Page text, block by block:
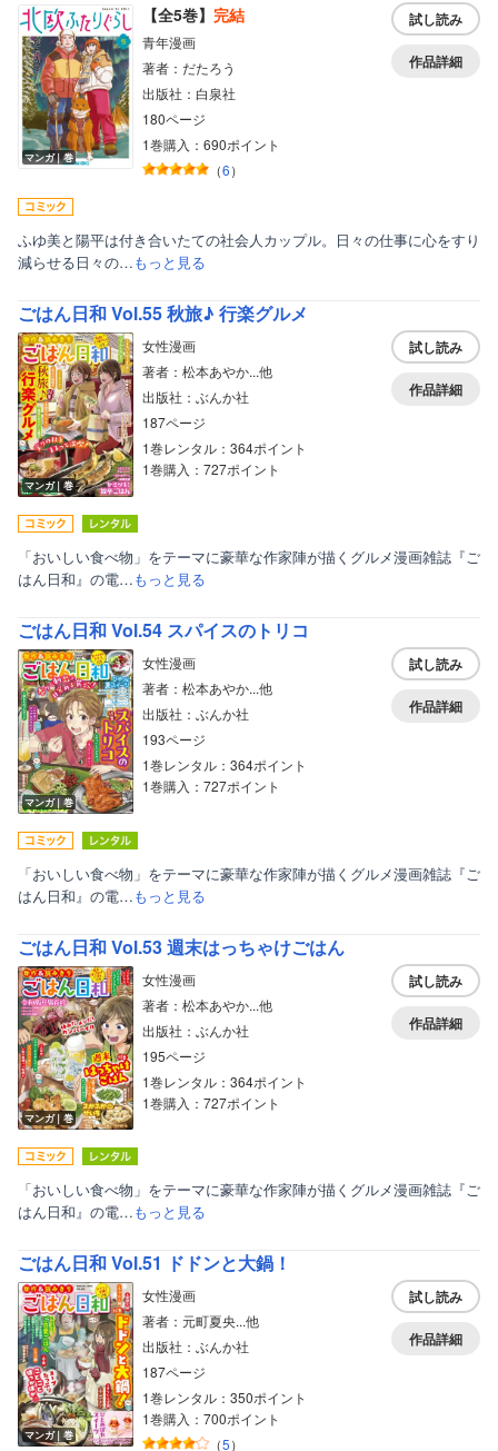
マンガ｜巻
【全5巻】 完結
青年漫画
著者：だたろう
出版社：白泉社
180ページ
1巻購入：690ポイント
（6）
試し読み
作品詳細
ふゆ美と陽平は付き合いたての社会人カップル。日々の仕事に心をすり
減らせる日々の…もっと見る
ごはん日和 Vol.55 秋旅♪ 行楽グルメ
マンガ｜巻
女性漫画
著者：松本あやか...他
出版社：ぶんか社
187ページ
1巻レンタル：364ポイント
1巻購入：727ポイント
試し読み
作品詳細
「おいしい食べ物」をテーマに豪華な作家陣が描くグルメ漫画雑誌『ご
はん日和』の電…もっと見る
ごはん日和 Vol.54 スパイスのトリコ
マンガ｜巻
女性漫画
著者：松本あやか...他
出版社：ぶんか社
193ページ
1巻レンタル：364ポイント
1巻購入：727ポイント
試し読み
作品詳細
「おいしい食べ物」をテーマに豪華な作家陣が描くグルメ漫画雑誌『ご
はん日和』の電…もっと見る
ごはん日和 Vol.53 週末はっちゃけごはん
マンガ｜巻
女性漫画
著者：松本あやか...他
出版社：ぶんか社
195ページ
1巻レンタル：364ポイント
1巻購入：727ポイント
試し読み
作品詳細
「おいしい食べ物」をテーマに豪華な作家陣が描くグルメ漫画雑誌『ご
はん日和』の電…もっと見る
ごはん日和 Vol.51 ドドンと大鍋！
マンガ｜巻
女性漫画
著者：元町夏央...他
出版社：ぶんか社
187ページ
1巻レンタル：350ポイント
1巻購入：700ポイント
（5）
試し読み
作品詳細